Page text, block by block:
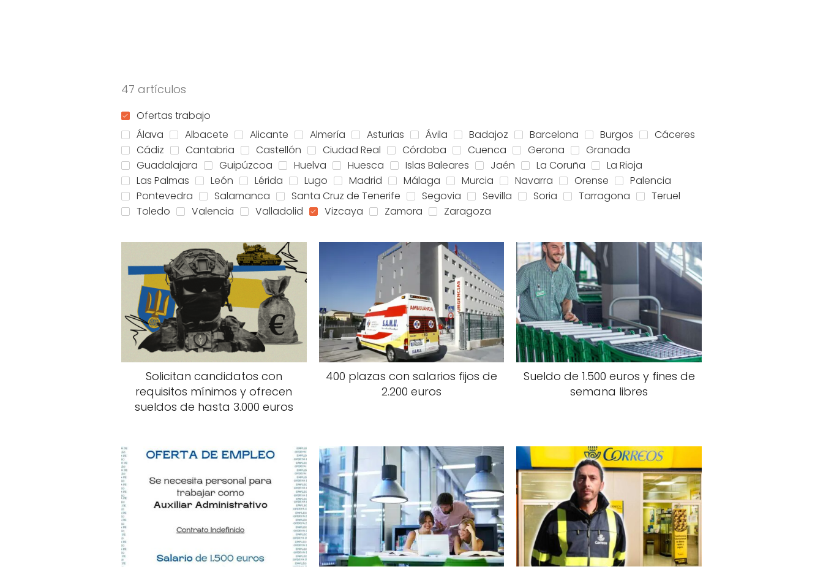
47 artículos
Ofertas trabajo
Álava
Albacete Alicante Almería Asturias Ávila Badajoz Barcelona Burgos
Cáceres
Cádiz
Cantabria Castellón Ciudad Real Córdoba Cuenca Gerona
Granada
Guadalajara
Guipúzcoa Huelva Huesca Islas Baleares Jaén La Coruña
La Rioja
Las Palmas
León Lérida Lugo Madrid Málaga Murcia Navarra Orense
Palencia
Pontevedra
Salamanca Santa Cruz de Tenerife Segovia Sevilla Soria Tarragona
Teruel
Toledo
Valencia Valladolid Vizcaya Zamora Zaragoza
Solicitan candidatos con
requisitos mínimos y ofrecen
sueldos de hasta 3.000 euros
400 plazas con salarios fijos de
2.200 euros
Sueldo de 1.500 euros y fines de
semana libres